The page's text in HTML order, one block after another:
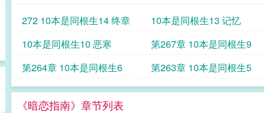
272 10本是同根生14 终章 10本是同根生13 记忆
10本是同根生10 恶寒
第267章 10本是同根生9
第264章 10本是同根生6
第263章 10本是同根生5
《暗恋指南》章节列表